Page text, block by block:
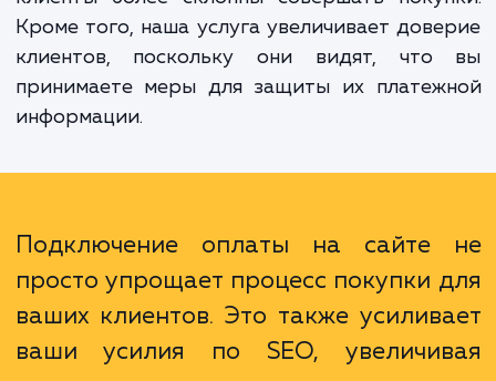
Преимущества нашей услуги включают в
не только удобство и безопасность для
клиентов, но и увеличение конверсии на
сайте. Когда процесс оплаты прост и
принимаете меры для защиты их
информации.